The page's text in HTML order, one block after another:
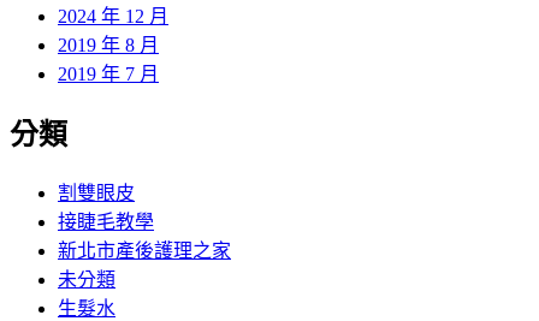
2024 年 12 月
2019 年 8 月
2019 年 7 月
分類
割雙眼皮
接睫毛教學
新北市產後護理之家
未分類
生髮水